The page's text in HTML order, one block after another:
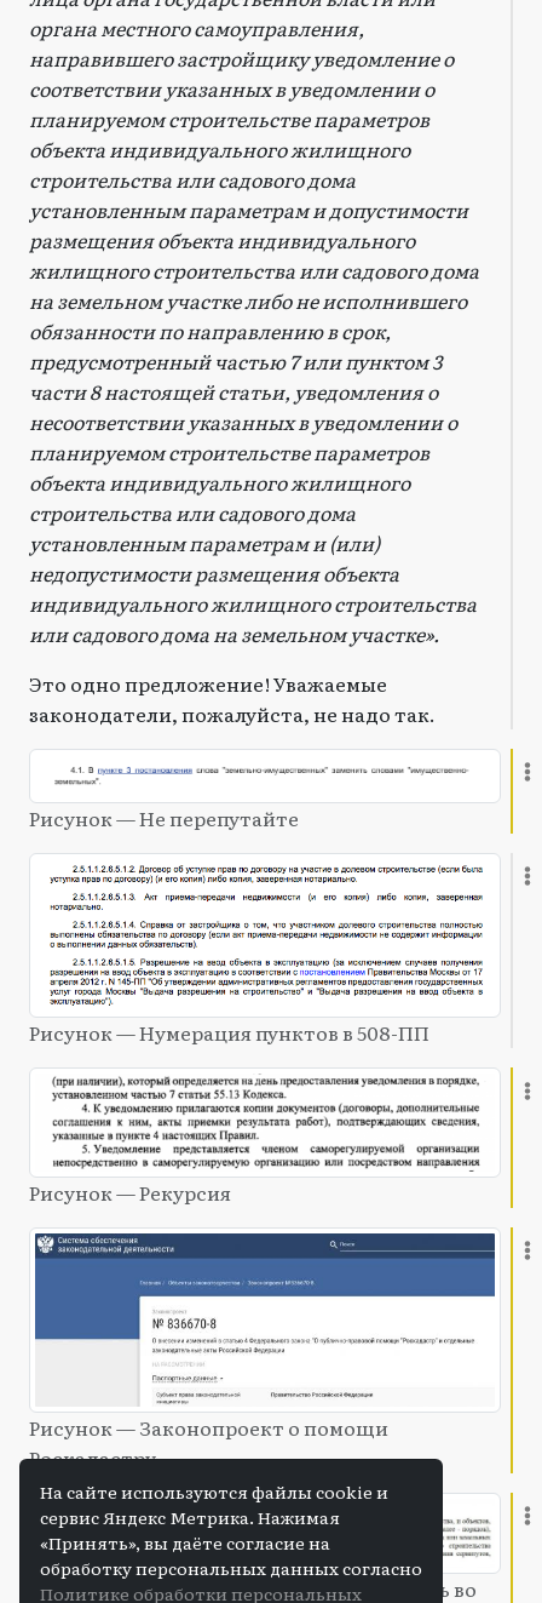
органа местного самоуправления,
направившего застройщику уведомление о
соответствии указанных в уведомлении о
планируемом строительстве параметров
объекта индивидуального жилищного
строительства или садового дома
установленным параметрам и допустимости
размещения объекта индивидуального
жилищного строительства или садового дома
на земельном участке либо не исполнившего
обязанности по направлению в срок,
предусмотренный частью 7 или пунктом 3
части 8 настоящей статьи, уведомления о
несоответствии указанных в уведомлении о
планируемом строительстве параметров
объекта индивидуального жилищного
строительства или садового дома
установленным параметрам и (или)
недопустимости размещения объекта
индивидуального жилищного строительства
или садового дома на земельном участке».
Это одно предложение! Уважаемые
законодатели, пожалуйста, не надо так.
Рисунок — Не перепутайте
Рисунок — Нумерация пунктов в 508-ПП
Рисунок — Рекурсия
Рисунок — Законопроект о помощи
Роскадастру
Рисунок — Когда не знаешь, что написать во
На сайте используются файлы cookie и
сервис Яндекс Метрика. Нажимая
«Принять», вы даёте согласие на
обработку персональных данных согласно
Политике обработки персональных